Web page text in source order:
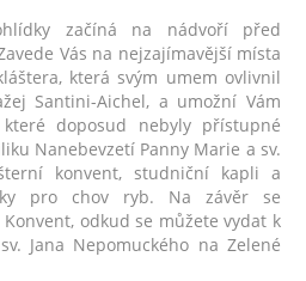
začíná na nádvoří před
Vás na nejzajímavější místa
která svým umem ovlivnil
Santini-Aichel, a umožní Vám
doposud nebyly přístupné
Nanebevzetí Panny Marie a sv.
konvent, studniční kapli a
pro chov ryb. Na závěr se
odkud se můžete vydat k
Jana Nepomuckého na Zelené